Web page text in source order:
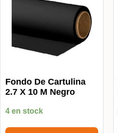
Fondo De Cartulina
2.7 X 10 M Negro
4 en stock